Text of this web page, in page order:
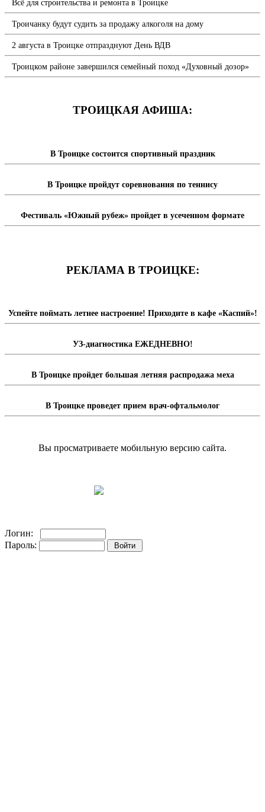
Всё для строительства и ремонта в Троицке
Троичанку будут судить за продажу алкоголя на дому
2 августа в Троицке отпразднуют День ВДВ
Троицком районе завершился семейный поход «Духовный дозор»
ТРОИЦКАЯ АФИША:
В Троицке состоится спортивный праздник
В Троицке пройдут соревнования по теннису
Фестиваль «Южный рубеж» пройдет в усеченном формате
РЕКЛАМА В ТРОИЦКЕ:
Успейте поймать летнее настроение! Приходите в кафе «Каспий»!
УЗ-диагностика ЕЖЕДНЕВНО!
В Троицке пройдет большая летняя распродажа меха
В Троицке проведет прием врач-офтальмолог
Вы просматриваете мобильную версию сайта.
Логин:
Пароль: